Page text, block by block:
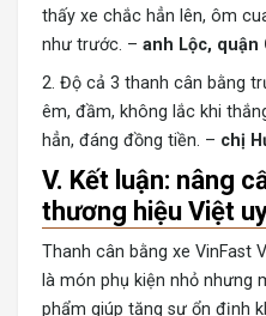
thấy xe chắc hẳn lên, ôm
như trước. – anh Lộc, quận
2. Độ cả 3 thanh cân bằng
êm, đầm, không lắc khi
hẳn, đáng đồng tiền. – chị
V. Kết luận: nâng
thương hiệu Việt
Thanh cân bằng xe VinFast
là món phụ kiện nhỏ nhưng
phẩm giúp tăng sự ổn định